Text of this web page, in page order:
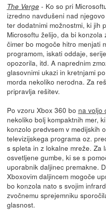
The Verge- Ko so pri
izredno navdušeni nad
ter dodatnimi možnostmi, ki jih
Microsoftu želijo, da bi
čimer bo mogoče hitro menjati
programom, iskati oddaje,
opozorila, itd. A naprednim
glasovnimi ukazi in kretnjami
morda nekoliko nerodna. Za
pripravlja rešitev.
Po vzoru Xbox 360 bo na voljo
nekoliko bolj kompaktnih mer,
konzolo predvsem v medijskih
televizijskega programa oz.
s spleta in z lokalne mreže. Za
osvetljene gumbe, ki se s
uporabnik daljinec premakne.
Xboxovim daljincem mogoče
bo konzola nato s svojim
zvočnemu sprejemniku
glasnost.